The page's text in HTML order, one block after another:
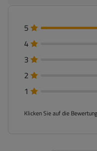
5
4
3
2
1
Klicken Sie auf die